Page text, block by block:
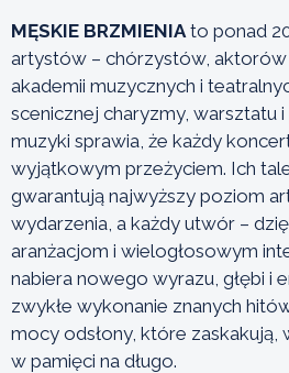
MĘSKIE BRZMIENIA to ponad
artystów – chórzystów,
akademii muzycznych i
scenicznej charyzmy, warsztatu
muzyki sprawia, że każdy
wyjątkowym przeżyciem. Ich
gwarantują najwyższy poziom
wydarzenia, a każdy utwór –
aranżacjom i wielogłosowym
nabiera nowego wyrazu, głębi i
zwykłe wykonanie znanych
mocy odsłony, które zaskakują,
w pamięci na długo.